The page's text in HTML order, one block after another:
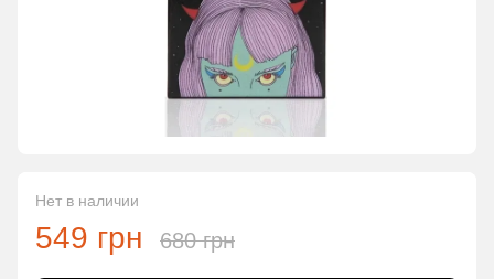
Нет в наличии
549 грн 680 грн